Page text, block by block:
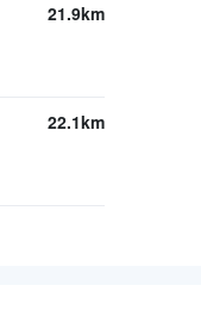
21.9km
22.1km